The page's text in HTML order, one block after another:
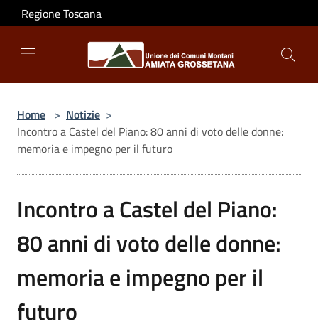
Salta al contenuto principale
Regione Toscana
Home > Notizie >
Incontro a Castel del Piano: 80 anni di voto delle donne:
memoria e impegno per il futuro
Incontro a Castel del Piano:
80 anni di voto delle donne:
memoria e impegno per il
futuro